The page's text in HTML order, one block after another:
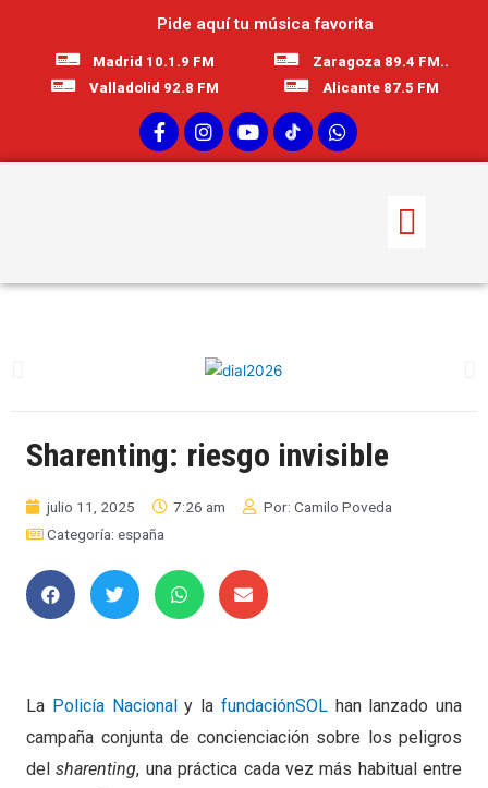
Pide aquí tu música favorita
Madrid 10.1.9 FM
Valladolid 92.8 FM
Zaragoza 89.4 FM..
Alicante 87.5 FM
Sharenting: riesgo invisible
julio 11, 2025 7:26 am Por: Camilo Poveda
Categoría: españa
La Policía Nacionaly la fundaciónSOLhan lanzado una
campaña conjunta de concienciación sobre los peligros
delsharenting, una práctica cada vez más habitual entre